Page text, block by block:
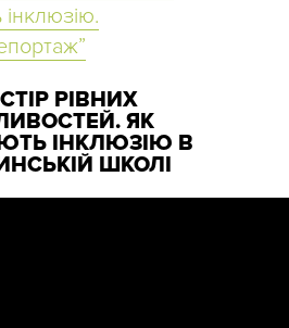
РІВНИХ
ЯК
ІНКЛЮЗІЮ В
ШКОЛІ